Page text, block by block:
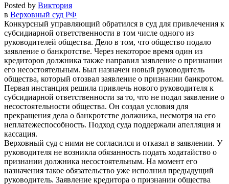
Posted by Виктория
в Верховный суд РФ
Конкурсный управляющий обратился в суд для привлечения к
субсидиарной ответственности в том числе одного из
руководителей общества. Дело в том, что общество подало
заявление о банкротстве. Через некоторое время один из
кредиторов должника также направил заявление о признании
его несостоятельным. Был назначен новый руководитель
общества, который отозвал заявление о признании банкротом.
Первая инстанция решила привлечь нового руководителя к
субсидиарной ответственности за то, что не подал заявление о
несостоятельности общества. Он создал условия для
прекращения дела о банкротстве должника, несмотря на его
неплатежеспособность. Подход суда поддержали апелляция и
кассация.
Верховный суд с ними не согласился и отказал в заявлении. У
руководителя не возникла обязанность подать ходатайство о
признании должника несостоятельным. На момент его
назначения такое обязательство уже исполнил предыдущий
руководитель. Заявление кредитора о признании общества